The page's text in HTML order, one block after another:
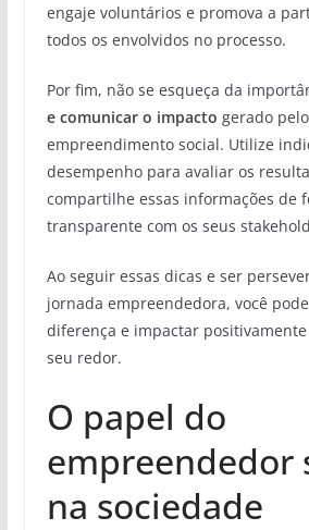
engaje voluntários e promova a
todos os envolvidos no processo.
Por fim, não se esqueça da
e comunicar o impacto gerado
empreendimento social. Utilize
desempenho para avaliar os
compartilhe essas informações de
transparente com os seus
Ao seguir essas dicas e ser
jornada empreendedora, você
diferença e impactar positivamente
seu redor.
O papel do
empreendedor
na sociedade